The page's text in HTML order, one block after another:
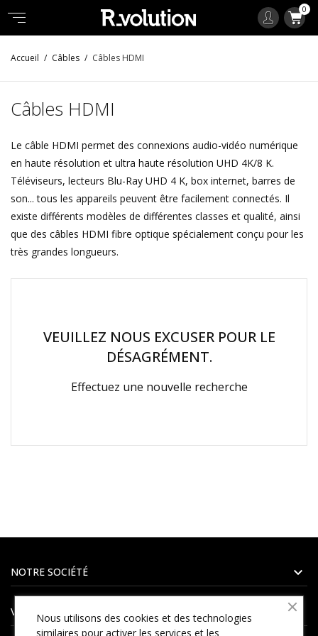
0
Accueil Câbles Câbles HDMI
Câbles HDMI
Le câble HDMI permet des connexions audio-vidéo numérique
en haute résolution et ultra haute résolution UHD 4K/8 K.
Téléviseurs, lecteurs Blu-Ray UHD 4 K, box internet, barres de
son... tous les appareils peuvent être facilement connectés. Il
existe différents modèles de différentes classes et qualité, ainsi
que des câbles HDMI fibre optique spécialement conçu pour les
très grandes longueurs.
VEUILLEZ NOUS EXCUSER POUR LE
DÉSAGRÉMENT.
Effectuez une nouvelle recherche
NOTRE SOCIÉTÉ 
VOTRE COMPTE 
Nous utilisons des cookies et des technologies
similaires pour activer les services et les